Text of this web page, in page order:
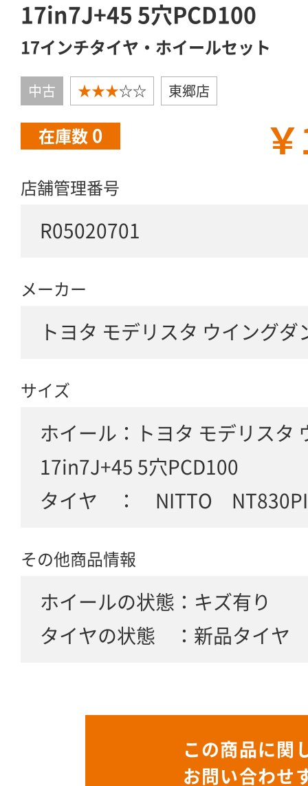
17in7J+45 5穴PCD100
17インチタイヤ・ホイールセット
中古 ★★★☆☆ 東郷店
在庫数 0
店舗管理番号
R05020701
メーカー
トヨタ モデリスタ ウイングダ
サイズ
ホイール：トヨタ モデリスタ
17in7J+45 5穴PCD100
タイヤ ： NITTO
その他商品情報
ホイールの状態：キズ有り
タイヤの状態 ：新品タイヤ
この商品に関
お問い合わせ